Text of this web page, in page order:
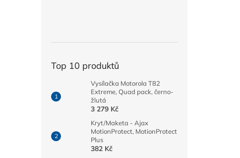
Top 10 produktů
Vysílačka Motorola T82
Extreme, Quad pack, černo-
žlutá
3 279 Kč
Kryt/Maketa - Ajax
MotionProtect, MotionProtect
Plus
382 Kč